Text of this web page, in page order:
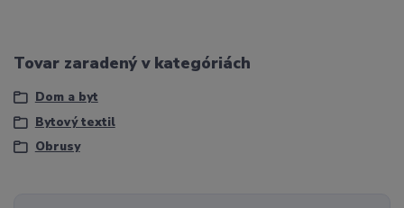
Tovar zaradený v kategóriách
Dom a byt
Bytový textil
Obrusy